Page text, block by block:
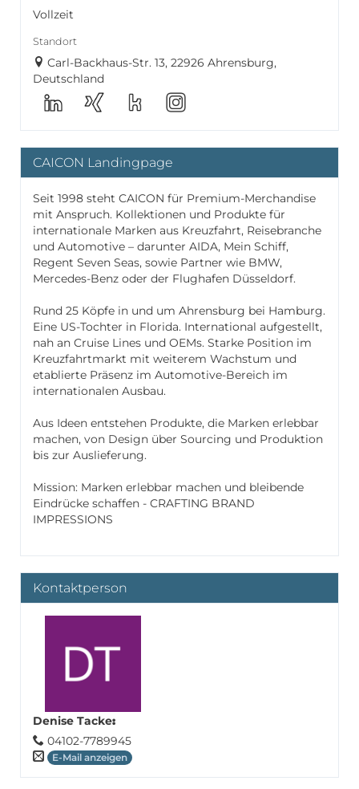
Vollzeit
Standort
Carl-Backhaus-Str. 13, 22926 Ahrensburg,
Deutschland
CAICON Landingpage
Seit 1998 steht CAICON für Premium-Merchandise
mit Anspruch. Kollektionen und Produkte für
internationale Marken aus Kreuzfahrt, Reisebranche
und Automotive – darunter AIDA, Mein Schiff,
Regent Seven Seas, sowie Partner wie BMW,
Mercedes-Benz oder der Flughafen Düsseldorf.
Rund 25 Köpfe in und um Ahrensburg bei Hamburg.
Eine US-Tochter in Florida. International aufgestellt,
nah an Cruise Lines und OEMs. Starke Position im
Kreuzfahrtmarkt mit weiterem Wachstum und
etablierte Präsenz im Automotive-Bereich im
internationalen Ausbau.
Aus Ideen entstehen Produkte, die Marken erlebbar
machen, von Design über Sourcing und Produktion
bis zur Auslieferung.
Mission: Marken erlebbar machen und bleibende
Eindrücke schaffen - CRAFTING BRAND
IMPRESSIONS
Kontaktperson
Denise Tacke:
04102-7789945
E-Mail anzeigen